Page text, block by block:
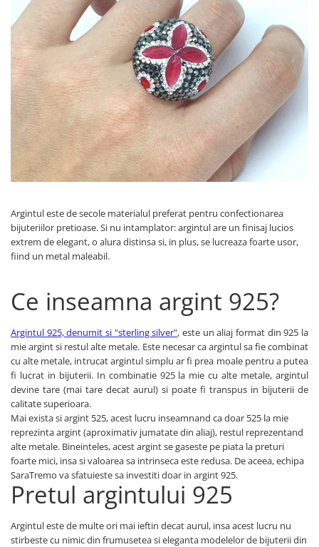
Bijuterii pentru barbati
Lanturi
Bratari
Talismane
Verighete
Bijuterii din argint placate cu aur
24K
Argintul este de secole materialul preferat pentru confectionarea
bijuteriilor pretioase. Si nu intamplator: argintul are un finisaj lucios
extrem de elegant, o alura distinsa si, in plus, se lucreaza foarte usor,
fiind un metal maleabil.
Ce inseamna argint 925?
Argintul 925, denumit si "sterling silver", este un aliaj format din 925 la
mie argint si restul alte metale. Este necesar ca argintul sa fie combinat
cu alte metale, intrucat argintul simplu ar fi prea moale pentru a putea
fi lucrat in bijuterii. In combinatie 925 la mie cu alte metale, argintul
devine tare (mai tare decat aurul) si poate fi transpus in bijuterii de
calitate superioara.
Mai exista si argint 525, acest lucru inseamnand ca doar 525 la mie
reprezinta argint (aproximativ jumatate din aliaj), restul reprezentand
alte metale. Bineinteles, acest argint se gaseste pe piata la preturi
foarte mici, insa si valoarea sa intrinseca este redusa. De aceea, echipa
SaraTremo va sfatuieste sa investiti doar in argint 925.
Pretul argintului 925
Argintul este de multe ori mai ieftin decat aurul, insa acest lucru nu
stirbeste cu nimic din frumusetea si eleganta modelelor de bijuterii din